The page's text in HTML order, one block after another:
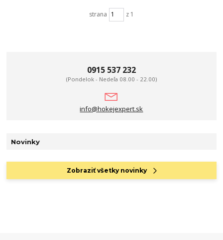
strana z 1
0915 537 232
(Pondelok - Nedeľa 08.00 - 22.00)
info@hokejexpert.sk
Novinky
Zobraziť všetky novinky